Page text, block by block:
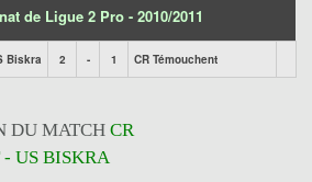
de Ligue 2 Pro - 2010/2011
Biskra 2 - 1 CR Témouchent
DU MATCH CR
US BISKRA